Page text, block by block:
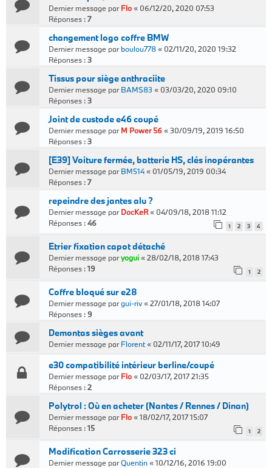
Dernier message parFlo« 06/12/20, 2020 07:53
Réponses :7
changement logo coffre BMW
Dernier message parboulou778« 02/11/20, 2020 19:32
Réponses :3
Tissus pour siège anthraciite
Dernier message parBAMS83 « 03/03/20, 2020 09:10
Réponses :3
Joint de custode e46 coupé
Dernier message parM Power 56«30/09/19, 2019 16:50
Réponses :3
[E39] Voiture fermée, batterie HS, clés inopérantes
Dernier message parBM514« 01/05/19, 2019 00:34
Réponses :7
repeindre des jantes alu ?
Dernier message parDocKeR« 04/09/18, 2018 11:12
Réponses :46 1 2 3 4
Etrier fixation capot détaché
Dernier message paryogui«28/02/18, 2018 17:43
Réponses :19 1 2
Coffre bloqué sur e28
Dernier message pargui-riv«27/01/18, 2018 14:07
Réponses :9
Demontas sièges avant
Dernier message parFlorent« 02/11/17, 2017 10:49
e30 compatibilité intérieur berline/coupé
Dernier message parFlo« 02/03/17, 2017 21:35
Réponses :2
Polytrol : Où en acheter (Nantes / Rennes / Dinan)
Dernier message parFlo«18/02/17, 2017 15:07
Réponses :15 1 2
Modification Carrosserie 323 ci
Dernier message parQuentin«10/12/16, 2016 19:00